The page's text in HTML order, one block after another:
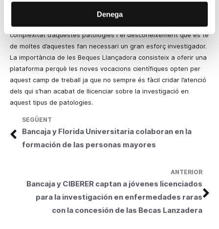
Denega
complexitat d’aquestes patologies i el desconeixement que es té
de moltes d’aquestes fan necessari un gran esforç investigador.
La importància de les Beques Llançadora consisteix a oferir una
plataforma perquè les noves vocacions científiques opten per
aquest camp de treball ja que no sempre és fàcil cridar l’atenció
dels qui s’han acabat de llicenciar sobre la investigació en
aquest tipus de patologies.
ANTERIOR
Bancaja y CIBERER captan a jóvenes licenciados
para la investigación en enfermedades raras
con la concesión de las Becas Lanzadera
SEGÜENT
Bancaja y Florida Universitaria colaboran en la
formación de las personas mayores